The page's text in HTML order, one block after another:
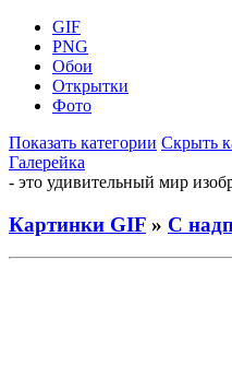
GIF
PNG
Обои
Открытки
Фото
Показать категории Скрыть
Галерейка
- это удивительный мир
Картинки GIF » С